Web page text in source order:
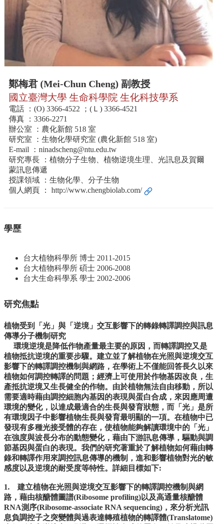
用
資
源
下
載
中
心
捐
款
專
首
大
首
頁
科
首
頁
網
站
導
覽
聯
絡
資
訊
English
公
佈
欄
學
系
簡
鄭梅君 (Mei-Chun Cheng) 副教授
國立臺灣大學 生命科學院 生化科技學系
電話 ：(O) 3366-4522 ；(Ｌ) 3366-4521
傳真 ：3366-2271
辦公室 ：農化新館 518 室
研究室 ：生物化學研究室 (農化新館 518 室)
E-mail ： ninadscheng@ntu.edu.tw
研究專長 ：植物分子生物、植物逆境生理、光訊息及賀爾
蒙訊息傳遞
授課領域 ：生物化學、分子生物
個人網頁 ： http://www.chengbiolab.com/
學歷
台大植物科學所 博士 2011-2015
台大植物科學所 碩士 2006-2008
台大生命科學系 學士 2002-2006
研究焦點
植物受到「光」與「逆境」交互影響下的轉錄轉譯調控與訊息
傳導分子機制研究
環境逆境是降低作物產量最主要的原因，而轉譯調控又是
植物抵抗逆境的重要步驟。建立並了解植物在光照與逆境交互
影響下的轉譯調控機制與網路，在學術上不僅能回答長久以來
植物如何調控轉譯的問題；經濟上可使用於作物基因改良，生
產抵抗逆境又生長健全的作物。由於植物無法自由移動，所以
需要適時藉由調控細胞內基因的表現與蛋白合成，來因應周遭
環境的變化，以達成最適合的生長與發育狀態，而「光」是所
有環境因子中影響植物生長與發育最明顯的一項。在植物中已
發現有多種光接受體的存在，使植物能夠解讀環境中的「光」
在強度與波長分布的動態變化，藉由下游訊息傳導，驅動與調
節基因與蛋白的表現。我們的研究著重於了解植物如何藉由轉
錄和轉譯作用來調控訊息傳導的機制，進和影響植物對光的敏
感度以及逆境的耐受度等特性。詳細目標如下:
1. 建立植物在光照與逆境交互影響下的轉譯調控機制與網
路，藉由核醣體圖譜(Ribosome profiling)以及高通量核醣體
RNA測序(Ribosome-associate RNA sequencing)，來分析光訊
息負調控子之突變體與過表達轉殖植物的轉譯體(Translatome)